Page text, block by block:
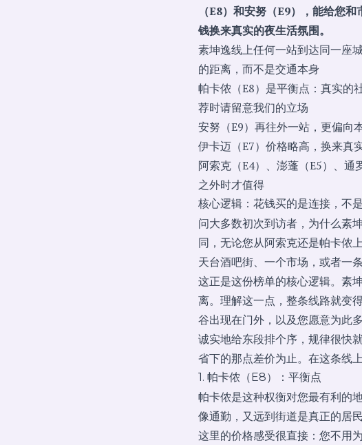
（E8）和安努（E9），能给您
钱换来真实的夜生活氛围。
素坤逸线上任何一站到达同一座
的距离，而不是交通本身
帕卡侬（E8）是平衡点：真实的
荐时请留意我们的立场
安努（E9）再往外一站，更偏向
伊卡迈（E7）价格略高，换来真
阿索克（E4）、澎蓬（E5）、
之外时才值得
核心逻辑：花钱买的是连接，不
问大多数初次到访者，为什么素
同，无论您从阿索克还是帕卡侬
天台酒吧街、一个市场，或者一
这正是这份榜单的核心逻辑。素
离。理解这一点，整条线路就变
谷出现在门外，以及您愿意为此多
诚实地给东段排个序，规律很快
省下的那点差价为止。在这条线
1. 帕卡侬（E8）：平衡点
帕卡侬是这种权衡对您最有利的
像通勤，又远到街道是真正的居
这里的价格感受很直接：您不用